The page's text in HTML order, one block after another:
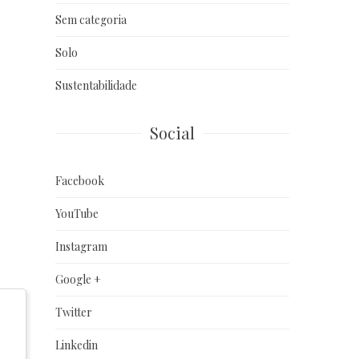
Sem categoria
Solo
Sustentabilidade
Social
Facebook
YouTube
Instagram
Google +
Twitter
Linkedin